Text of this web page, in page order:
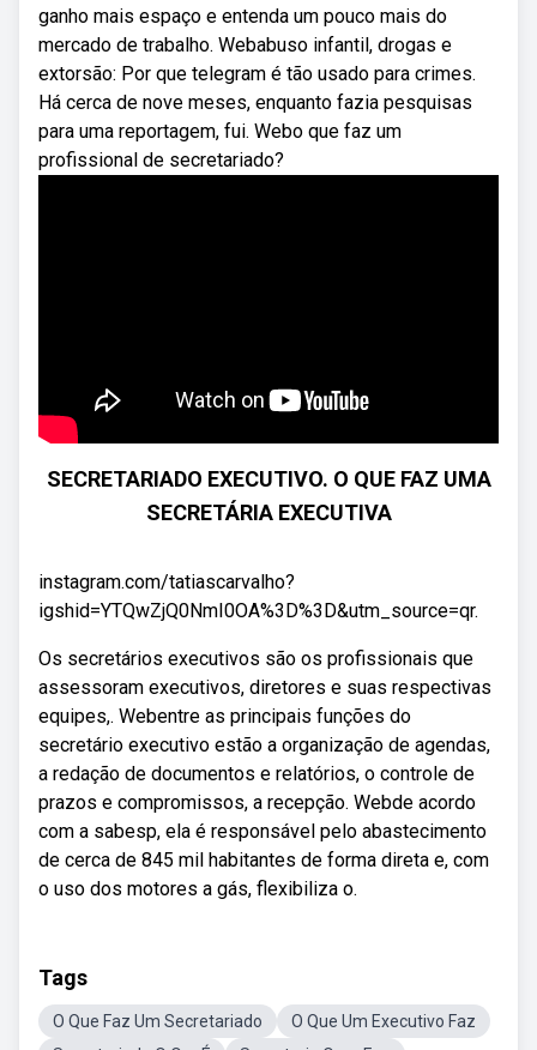
ganho mais espaço e entenda um pouco mais do
mercado de trabalho. Webabuso infantil, drogas e
extorsão: Por que telegram é tão usado para crimes.
Há cerca de nove meses, enquanto fazia pesquisas
para uma reportagem, fui. Webo que faz um
profissional de secretariado?
SECRETARIADO EXECUTIVO. O QUE FAZ UMA
SECRETÁRIA EXECUTIVA
instagram.com/tatiascarvalho?
igshid=YTQwZjQ0NmI0OA%3D%3D&utm_source=qr.
Os secretários executivos são os profissionais que
assessoram executivos, diretores e suas respectivas
equipes,. Webentre as principais funções do
secretário executivo estão a organização de agendas,
a redação de documentos e relatórios, o controle de
prazos e compromissos, a recepção. Webde acordo
com a sabesp, ela é responsável pelo abastecimento
de cerca de 845 mil habitantes de forma direta e, com
o uso dos motores a gás, flexibiliza o.
Tags
O Que Faz Um Secretariado
O Que Um Executivo Faz